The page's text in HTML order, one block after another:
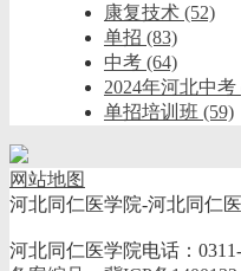
康复技术 (52)
单招 (83)
中考 (64)
2024年河北中考
单招培训班 (59)
网站地图
河北同仁医学院-河北同仁
河北同仁医学院电话：